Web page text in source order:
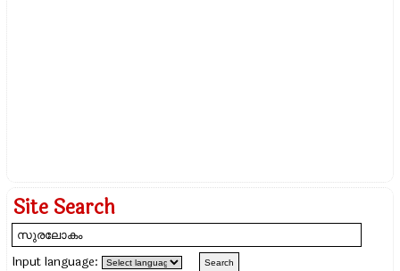
Site Search
Input language: